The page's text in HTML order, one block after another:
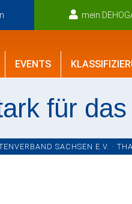
mein
EVENTS
für
SACHSEN E.V. ·